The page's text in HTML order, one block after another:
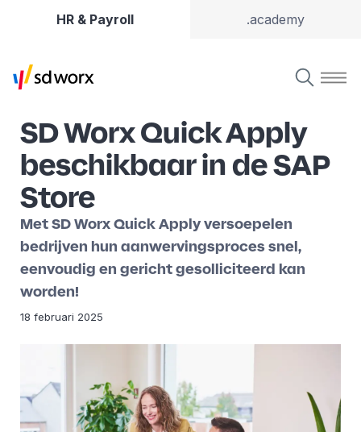
HR & Payroll .academy
SD Worx Quick Apply
beschikbaar in de SAP
Store
Met SD Worx Quick Apply versoepelen
bedrijven hun aanwervingsproces snel,
eenvoudig en gericht gesolliciteerd kan
worden!
18 februari 2025